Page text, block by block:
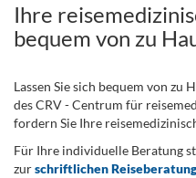
Ihre
bequem von zu
Lassen Sie sich bequem von zu
des CRV - Centrum für
fordern Sie Ihre
Für Ihre individuelle Beratung
zurschriftlichen Reiseberatung